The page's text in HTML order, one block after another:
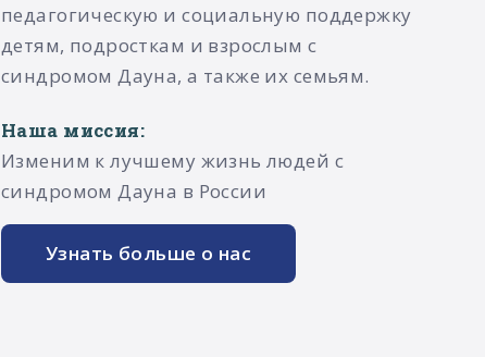
педагогическую и социальную поддержку
детям, подросткам и взрослым с
синдромом Дауна, а также их семьям.​
Наша миссия:
Изменим к лучшему жизнь людей с
синдромом Дауна в России
Узнать больше о нас